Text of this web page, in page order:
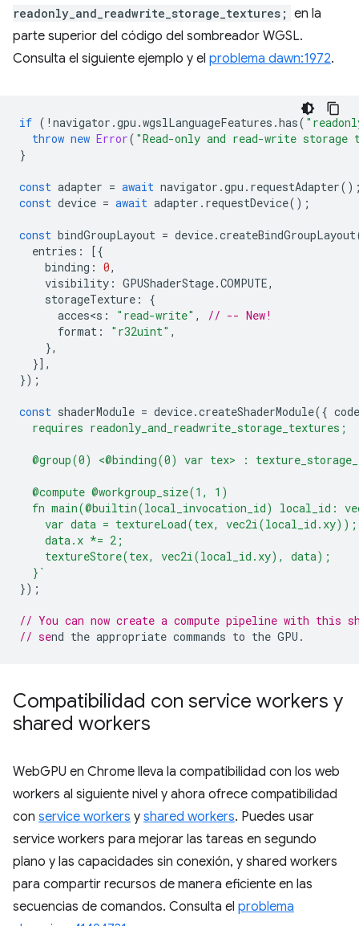
readonly_and_readwrite_storage_textures; en la
parte superior del código del sombreador WGSL.
Consulta el siguiente ejemplo y el problema dawn:1972.
if ( ! navigator .gpu .wgslLanguageFeatures .has(
throw new Error( "Read-only and read-write
}
const adapter = await navigator .gpu . requestAdapter
const device = await adapter . requestDevice();
const bindGroupLayout = device.createBindGroupLayout
entries :
[{
binding : 0,
visibility : GPUShaderStage.COMPUTE,
storageTexture :
{
acces<s : "read-write" ,
// -- New!
format : "r32uint" ,
},
}],
});
const shaderModule = device.createShaderModule({ code
  requires readonly_and_readwrite_storage_textures;
@group(0) <@binding(0) var tex> :
  @compute @workgroup_size(1, 1)
fn main(@builtin(local_invocation_id) local_id:
    var data = textureLoad(tex, vec2i(local_id.xy));
    data.x *= 2;
    textureStore(tex, vec2i(local_id.xy), data);
  }`
});
// You can now create a compute pipeline with this
// se
Compatibilidad con service workers y
shared workers
WebGPU en Chrome lleva la compatibilidad con los web
workers al siguiente nivel y ahora ofrece compatibilidad
con service workers y shared workers. Puedes usar
service workers para mejorar las tareas en segundo
plano y las capacidades sin conexión, y shared workers
para compartir recursos de manera eficiente en las
secuencias de comandos. Consulta el problema